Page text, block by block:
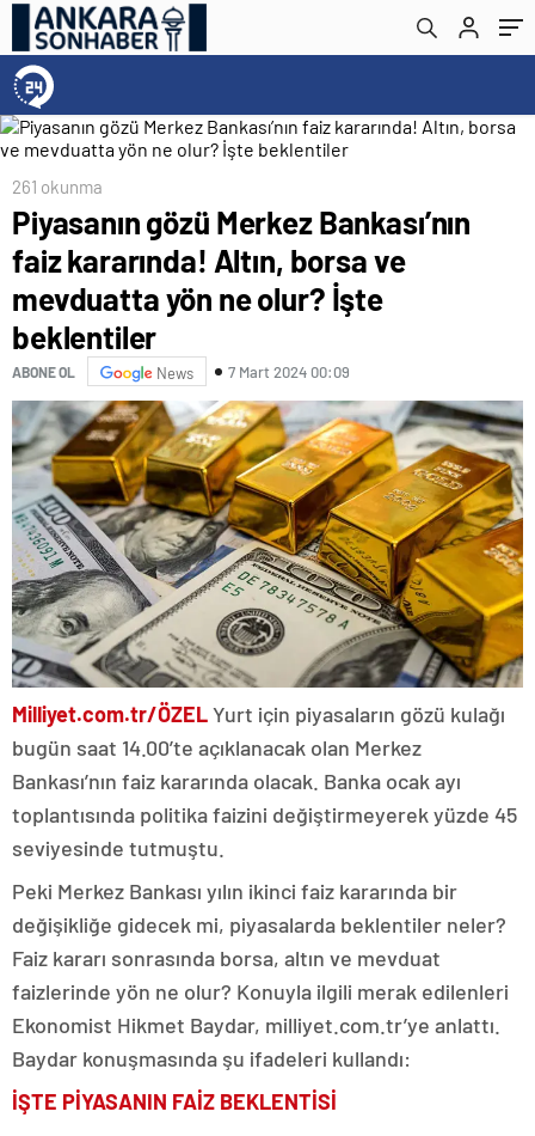
olur? İşte beklentiler
261 okunma
Piyasanın gözü Merkez Bankası’nın
faiz kararında! Altın, borsa ve
mevduatta yön ne olur? İşte
beklentiler
ABONE OL News 7 Mart 2024 00:09
Milliyet.com.tr/ÖZELYurt için piyasaların gözü kulağı
bugün saat 14.00’te açıklanacak olan Merkez
Bankası’nın faiz kararında olacak. Banka ocak ayı
toplantısında politika faizini değiştirmeyerek yüzde 45
seviyesinde tutmuştu.
Peki Merkez Bankası yılın ikinci faiz kararında bir
değişikliğe gidecek mi, piyasalarda beklentiler neler?
Faiz kararı sonrasında borsa, altın ve mevduat
faizlerinde yön ne olur? Konuyla ilgili merak edilenleri
Ekonomist Hikmet Baydar, milliyet.com.tr’ye anlattı.
Baydar konuşmasında şu ifadeleri kullandı:
İŞTE PİYASANIN FAİZ BEKLENTİSİ